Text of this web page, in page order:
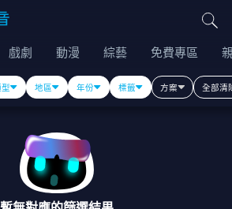
戲劇 動漫 綜藝 免費專區
地區 年份 標籤 方案 全部清